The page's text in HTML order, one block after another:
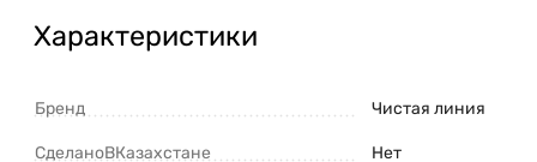
Характеристики
Бренд Чистая линия
СделаноВКазахстане Нет